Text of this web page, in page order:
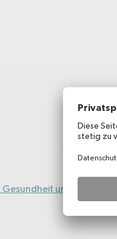
und Integration